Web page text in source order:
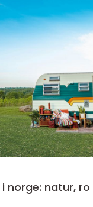
norge: natur, ro